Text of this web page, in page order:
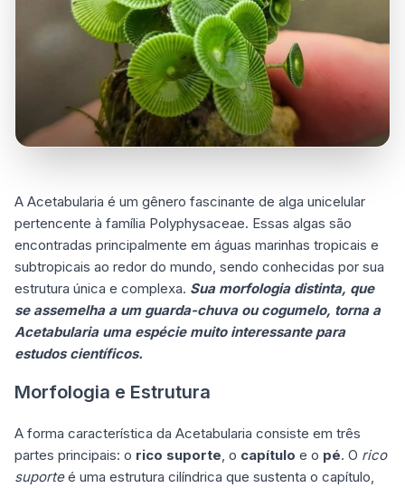
A Acetabularia é um gênero fascinante de alga unicelular
pertencente à família Polyphysaceae. Essas algas são
encontradas principalmente em águas marinhas tropicais e
subtropicais ao redor do mundo, sendo conhecidas por sua
estrutura única e complexa. Sua morfologia distinta, que
se assemelha a um guarda-chuva ou cogumelo, torna a
Acetabularia uma espécie muito interessante para
estudos científicos.
Morfologia e Estrutura
A forma característica da Acetabularia consiste em três
partes principais: o rico suporte, o capítulo e o pé. O rico
suporteé uma estrutura cilíndrica que sustenta o capítulo,